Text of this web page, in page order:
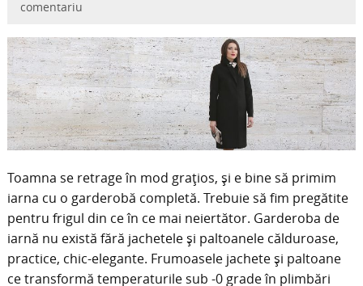
comentariu
Toamna se retrage în mod grațios, și e bine să primim
iarna cu o garderobă completă. Trebuie să fim pregătite
pentru frigul din ce în ce mai neiertător. Garderoba de
iarnă nu există fără jachetele și paltoanele călduroase,
practice, chic-elegante. Frumoasele jachete și paltoane
ce transformă temperaturile sub -0 grade în plimbări